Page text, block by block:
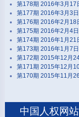
第178期 2016年3月17
第177期 2016年3月3日
第176期 2016年2月18
第175期 2016年2月4日
第174期 2016年1月21
第173期 2016年1月7日
第172期 2015年12月
第171期 2015年12月
第170期 2015年11月
中国人权网站